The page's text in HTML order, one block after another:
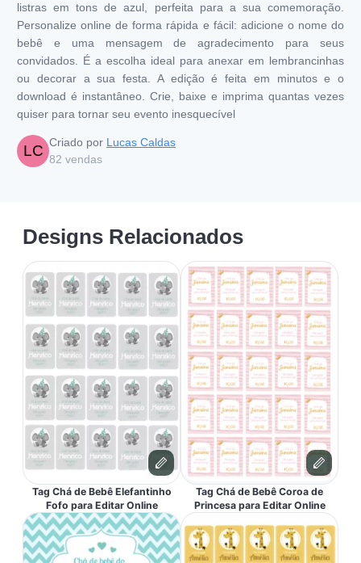
listras em tons de azul, perfeita para a sua comemoração.
Personalize online de forma rápida e fácil: adicione o nome do
bebê e uma mensagem de agradecimento para seus
convidados. É a escolha ideal para anexar em lembrancinhas
ou decorar a sua festa. A edição é feita em minutos e o
download é instantâneo. Crie, baixe e imprima quantas vezes
quiser para tornar seu evento inesquecível
LC Criado por Lucas Caldas
82 vendas
Designs Relacionados
Tag Chá de Bebê Elefantinho
Fofo para Editar Online
Tag Chá de Bebê Coroa de
Princesa para Editar Online